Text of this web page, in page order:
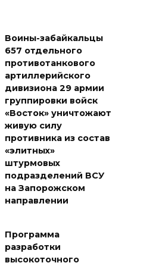
Воины-забайкальцы
657 отдельного
противотанкового
артиллерийского
дивизиона 29 армии
группировки войск
«Восток» уничтожают
живую силу
противника из состав
«элитных»
штурмовых
подразделений ВСУ
на Запорожском
направлении
Программа
разработки
высокоточного